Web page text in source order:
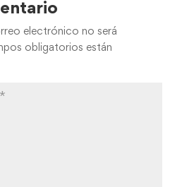
electrónico no será
obligatorios están